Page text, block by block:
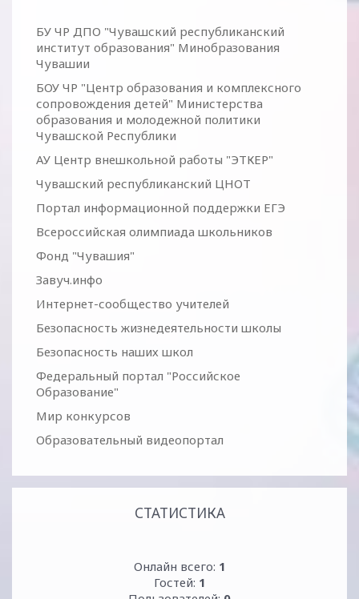
БУ ЧР ДПО "Чувашский республиканский
институт образования" Минобразования
Чувашии
БОУ ЧР "Центр образования и комплексного
сопровождения детей" Министерства
образования и молодежной политики
Чувашской Республики
АУ Центр внешкольной работы "ЭТКЕР"
Чувашский республиканский ЦНОТ
Портал информационной поддержки ЕГЭ
Всероссийская олимпиада школьников
Фонд "Чувашия"
Завуч.инфо
Интернет-сообщество учителей
Безопасность жизнедеятельности школы
Безопасность наших школ
Федеральный портал "Российское
Образование"
Мир конкурсов
Образовательный видеопортал
СТАТИСТИКА
Онлайн всего: 1
Гостей: 1